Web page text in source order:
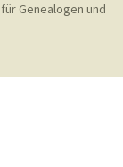
Genealogen und